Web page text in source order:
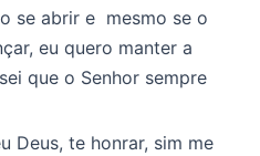
se abrir e mesmo se o
eu quero manter a
que o Senhor sempre
Deus, te honrar, sim me